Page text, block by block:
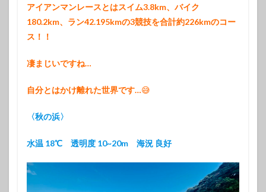
アイアンマンレースとはスイム3.8km、バイク
180.2km、ラン42.195kmの3競技を合計約226kmのコー
ス！！
凄まじいですね…
自分とはかけ離れた世界です…😅
〈秋の浜〉
水温 18℃ 透明度 10~20m 海況 良好